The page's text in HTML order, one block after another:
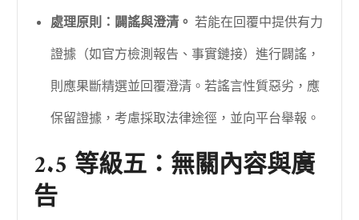
處理原則：闢謠與澄清。 若能在回覆中提供有力
證據（如官方檢測報告、事實鏈接）進行闢謠，
則應果斷精選並回覆澄清。若謠言性質惡劣，應
保留證據，考慮採取法律途徑，並向平台舉報。
2.5 等級五：無關內容與廣
告